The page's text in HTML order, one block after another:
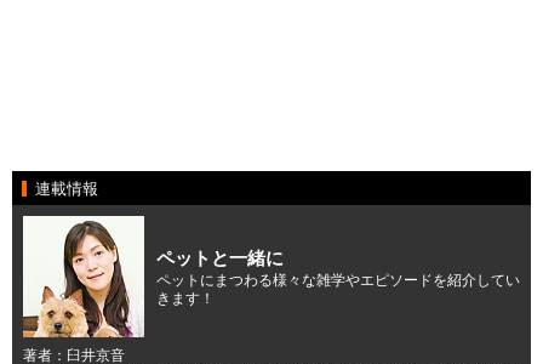
連載情報
ペットと一緒に
ペットにまつわる様々な雑学やエピソードを紹介してい
きます！
著者：臼井京音